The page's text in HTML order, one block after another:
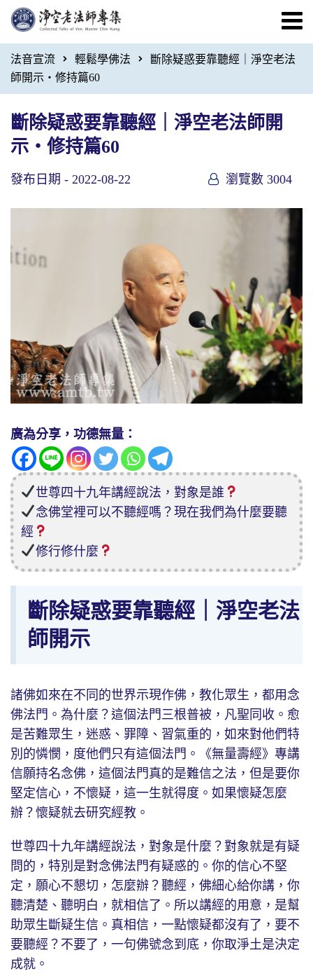
法音宣流 輕鬆學佛法
斷除疑惑要靠聽經｜淨空老法
師開示・修持篇60
斷除疑惑要靠聽經｜淨空老法師開
示・修持篇60
發布日期 - 2022-08-22 瀏覽數 3004
廣為分享，功德無量：
世尊四十九年講經說法，對象是誰
念佛堂裡可以不聽經嗎？現在我們為什麼要聽
經
修行修什麼
斷除疑惑要靠聽經｜淨空老法
師開示
諸佛如來在不同的世界示現作佛，教化眾生，都用念
佛法門。為什麼？這個法門三根普被，凡聖同收。愈
是苦難眾生，迷惑、罪障、習氣重的，如來對他們特
別的憐憫，度他們只有這個法門。《無量壽經》專講
信願持名念佛，這個法門真的是難信之法，但是要你
堅定信心，不懷疑，這一生就得度。如果懷疑怎麼
辦？懷疑就去研究經教。
世尊四十九年講經說法，對象是什麼？對象就是有疑
問的，特別是對念佛法門有疑惑的。你的信心不堅
定，願心不懇切，怎麼辦？聽經，佛細心給你講，你
聽清楚、聽明白，就相信了。所以講經的用意，是幫
助眾生斷疑生信。真相信，一點懷疑都沒有了，要不
要聽經？不要了，一句佛號念到底，你取淨土是決定
成就。